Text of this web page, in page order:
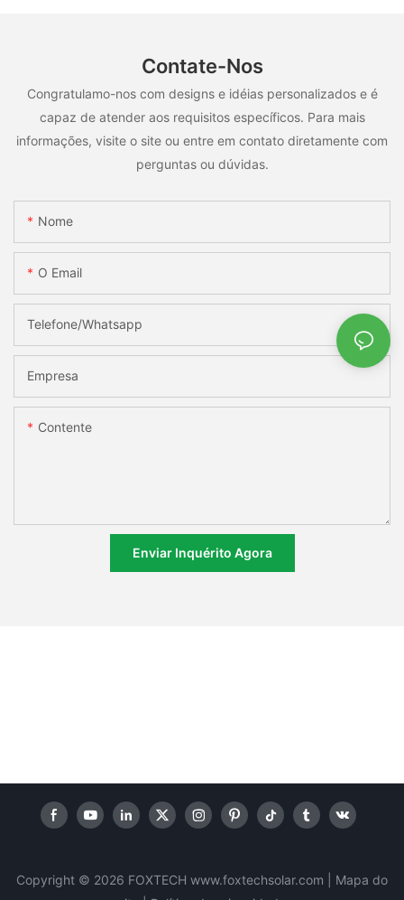
Contate-Nos
Congratulamo-nos com designs e idéias personalizados e é
capaz de atender aos requisitos específicos. Para mais
informações, visite o site ou entre em contato diretamente com
perguntas ou dúvidas.
Nome
O Email
Telefone/whatsapp
Empresa
Contente
Enviar Inquérito Agora
Copyright © 2026 FOXTECH www.foxtechsolar.com
Mapa do